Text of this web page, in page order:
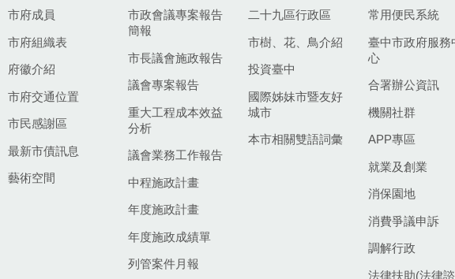
市府成員
市府組織表
府徽介紹
市府交通位置
市民感謝區
最新市債訊息
藝術空間
市政會議專案報告
簡報
市長議會施政報告
議會專案報告
重大工程成本效益
分析
議會業務工作報告
中程施政計畫
年度施政計畫
年度施政成績單
列管案件月報
二十九區行政區
市樹、花、鳥介紹
投資臺中
國際姊妹市暨友好
城市
本市相關雙語詞彙
常用便民系統
臺中市政府服務
心
合署辦公資訊
機關社群
APP專區
就業及創業
消保園地
消費爭議申訴
調解行政
法律扶助(法律諮